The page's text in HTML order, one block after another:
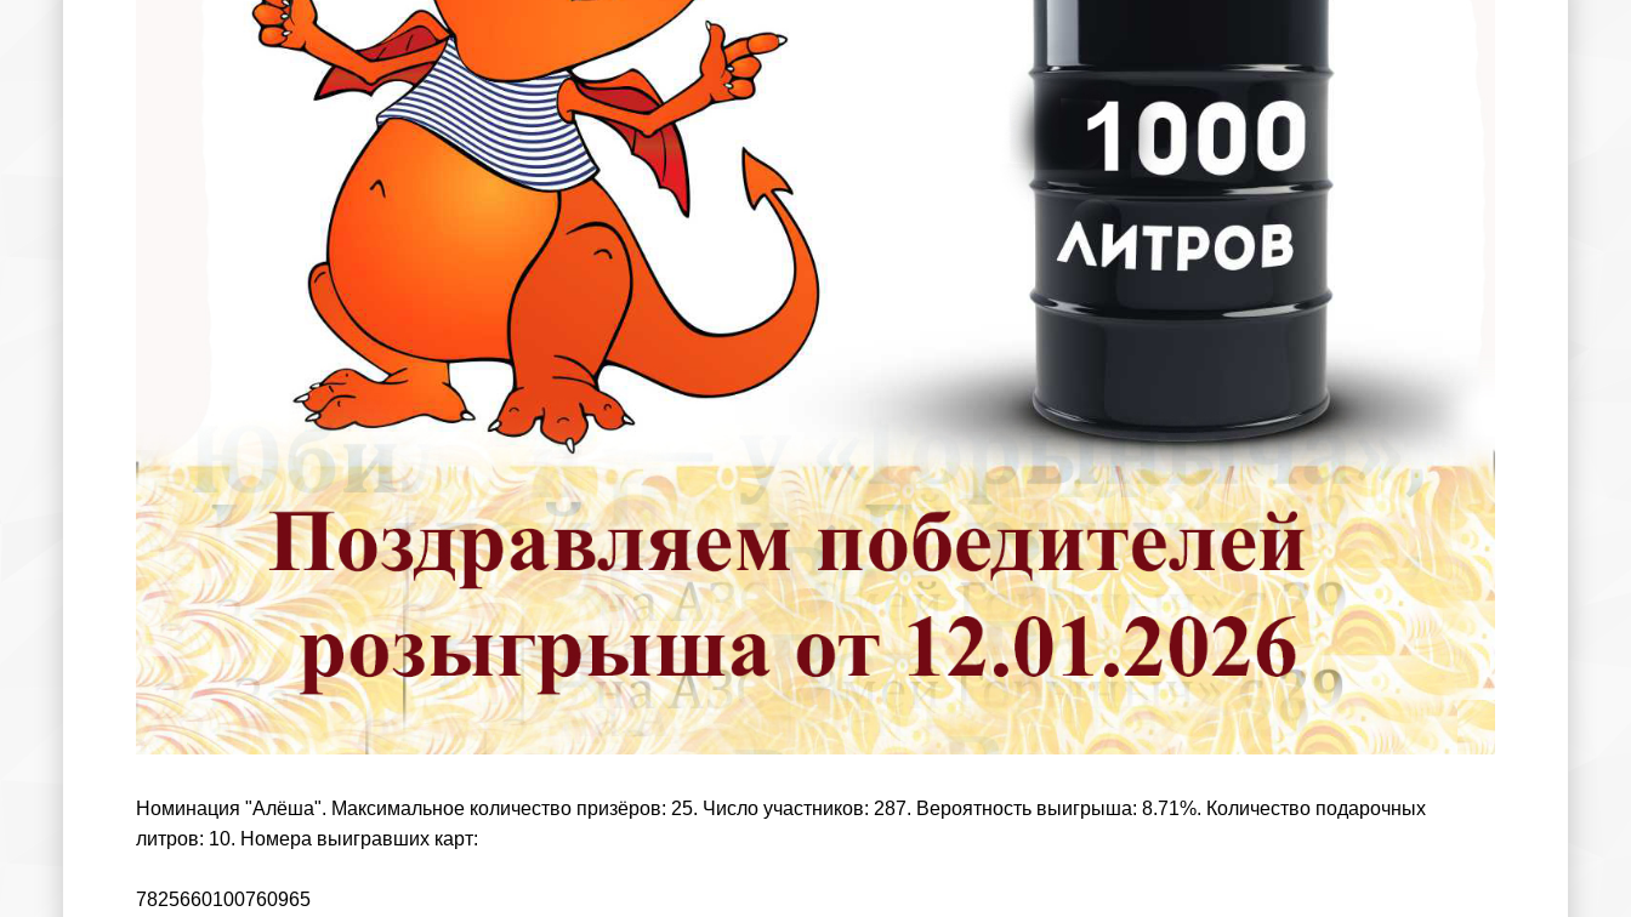
Номинация "Алёша". Максимальное количество призёров: 25. Число участников: 287. Вероятность выигрыша: 8.71%. Количество подарочных
литров: 10. Номера выигравших карт:
7825660100760965